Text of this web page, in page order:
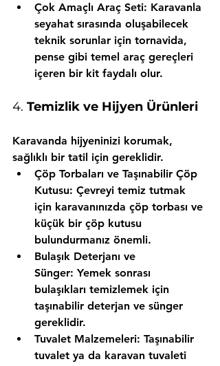
Çok Amaçlı Araç Seti: Karavanla
seyahat sırasında oluşabilecek
teknik sorunlar için tornavida,
pense gibi temel araç gereçleri
içeren bir kit faydalı olur.
4. Temizlik ve Hijyen Ürünleri
Karavanda hijyeninizi korumak,
sağlıklı bir tatil için gereklidir.
Çöp Torbaları ve Taşınabilir Çöp
Kutusu: Çevreyi temiz tutmak
için karavanınızda çöp torbası ve
küçük bir çöp kutusu
bulundurmanız önemli.
Bulaşık Deterjanı ve
Sünger: Yemek sonrası
bulaşıkları temizlemek için
taşınabilir deterjan ve sünger
gereklidir.
Tuvalet Malzemeleri: Taşınabilir
tuvalet ya da karavan tuvaleti